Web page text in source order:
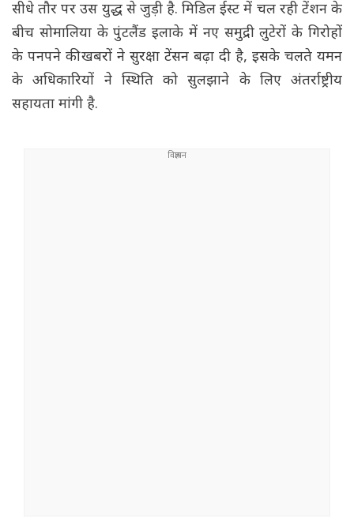
सीधे तौर पर उस युद्ध से जुड़ी है. मिडिल ईस्ट में चल रही टेंशन के
बीच सोमालिया के पुंटलैंड इलाके में नए समुद्री लुटेरों के गिरोहों
के पनपने की खबरों ने सुरक्षा टेंसन बढ़ा दी है, इसके चलते यमन
के अधिकारियों ने स्थिति को सुलझाने के लिए अंतर्राष्ट्रीय
सहायता मांगी है.